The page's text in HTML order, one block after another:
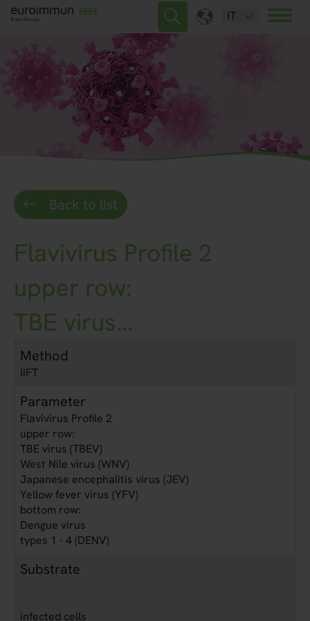
IT
Back to list
Flavivirus Profile 2
upper row:
TBE virus...
Method
IIFT
Parameter
Flavivirus Profile 2
upper row:
TBE virus (TBEV)
West Nile virus (WNV)
Japanese encephalitis virus (JEV)
Yellow fever virus (YFV)
bottom row:
Dengue virus
types 1 - 4 (DENV)
Substrate
infected cells